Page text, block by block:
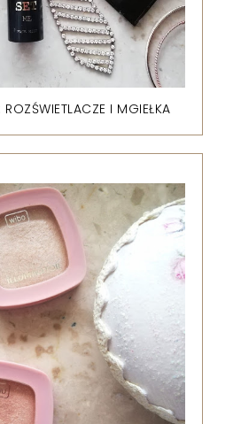
I MGIEŁKA